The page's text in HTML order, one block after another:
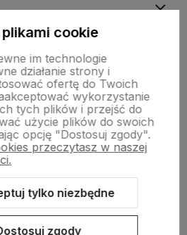
cookie
im technologie
działanie strony i
ofertę do Twoich
wykorzystanie
tych plików i przejść do
użycie plików do swoich
opcję "Dostosuj zgody".
przeczytasz w naszej
tylko niezbędne
zgody